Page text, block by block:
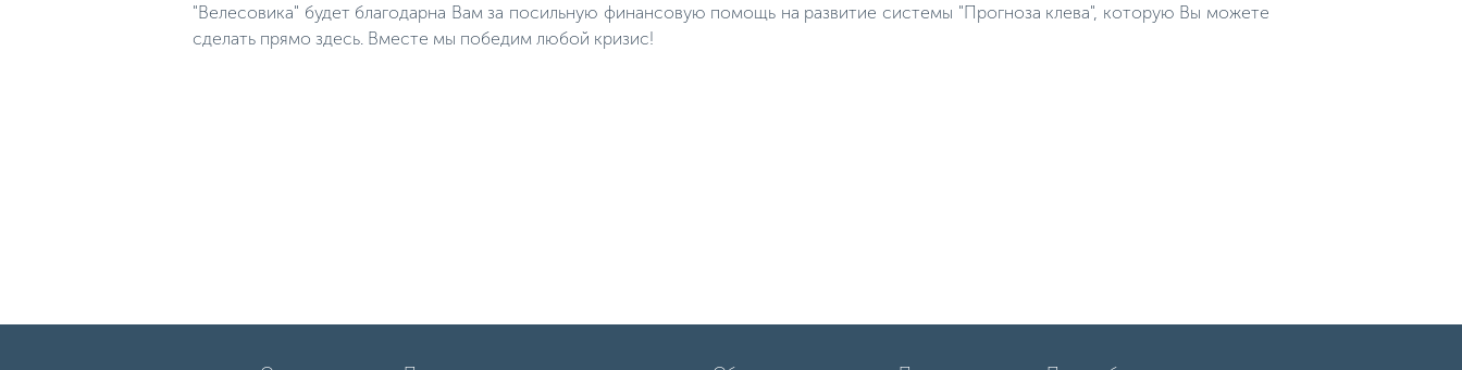
"Велесовика" будет благодарна Вам за посильную финансовую помощь на развитие системы "Прогноза клева", которую Вы можете
сделать прямо здесь. Вместе мы победим любой кризис!